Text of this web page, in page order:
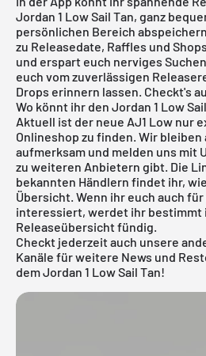
Jordan 1 Low Sail Tan, ganz
persönlichen Bereich
zu Releasedate, Raffles und
und erspart euch nerviges
euch vom zuverlässigen
Drops erinnern lassen. Checkt's
Wo könnt ihr den Jordan 1 Low
Aktuell ist der neue AJ1 Low nur
Onlineshop zu finden. Wir
aufmerksam und melden uns mit
zu weiteren Anbietern gibt. Die
bekannten Händlern findet ihr,
Übersicht. Wenn ihr euch auch
interessiert, werdet ihr bestimmt
Releaseübersichtfündig.
Checkt jederzeit auch unsere
Kanäle für weitere News und
dem Jordan 1 Low Sail Tan!